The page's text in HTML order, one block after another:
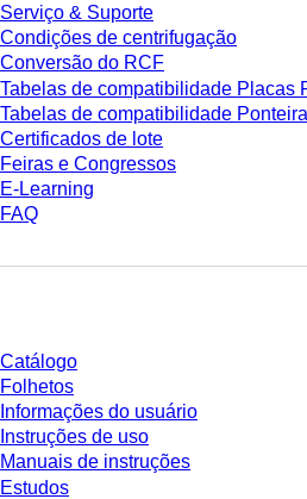
Serviço & Suporte
Condições de centrifugação
Conversão do RCF
Tabelas de compatibilidade Placas
Tabelas de compatibilidade
Certificados de lote
Feiras e Congressos
E-Learning
FAQ
Catálogo
Folhetos
Informações do usuário
Instruções de uso
Manuais de instruções
Estudos